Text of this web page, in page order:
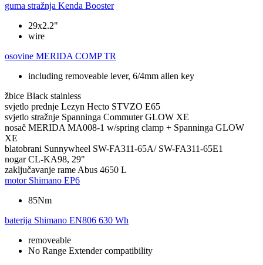
guma stražnja Kenda Booster
29x2.2"
wire
osovine MERIDA COMP TR
including removeable lever, 6/4mm allen key
žbice Black stainless
svjetlo prednje Lezyn Hecto STVZO E65
svjetlo stražnje Spanninga Commuter GLOW XE
nosač MERIDA MA008-1 w/spring clamp + Spanninga GLOW
XE
blatobrani Sunnywheel SW-FA311-65A/ SW-FA311-65E1
nogar CL-KA98, 29"
zaključavanje rame Abus 4650 L
motor Shimano EP6
85Nm
baterija Shimano EN806 630 Wh
removeable
No Range Extender compatibility